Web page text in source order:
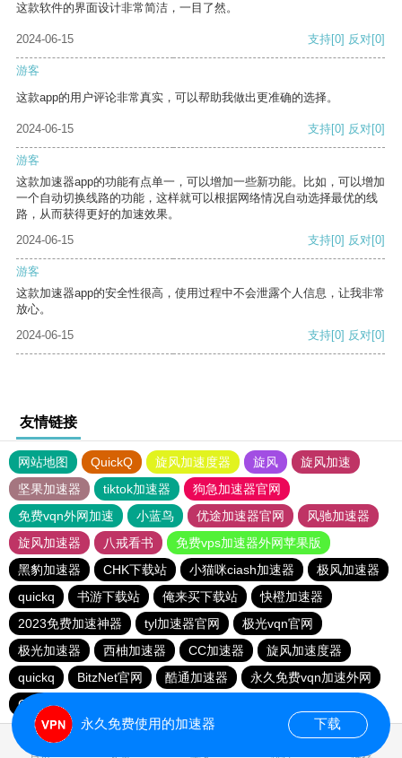
这款软件的界面设计非常简洁，一目了然。
2024-06-15 支持[0] 反对[0]
游客
这款app的用户评论非常真实，可以帮助我做出更准确的选择。
2024-06-15 支持[0] 反对[0]
游客
这款加速器app的功能有点单一，可以增加一些新功能。比如，可以增加
一个自动切换线路的功能，这样就可以根据网络情况自动选择最优的线
路，从而获得更好的加速效果。
2024-06-15
支持[0] 反对[0]
游客
这款加速器app的安全性很高，使用过程中不会泄露个人信息，让我非常
放心。
2024-06-15
支持[0] 反对[0]
友情链接
网站地图 QuickQ 旋风加速度器 旋风
旋风加速
坚果加速器
tiktok加速器
狗急加速器官网
免费vqn外网加速
小蓝鸟 优途加速器官网
风驰加速器
旋风加速器
八戒看书
免费vps加速器外网苹果版
黑豹加速器
CHK下载站 小猫咪ciash加速器
极风加速器
quickq
书游下载站 俺来买下载站
快橙加速器
2023免费加速神器
tyl加速器官网
极光vqn官网
极光加速器
西柚加速器 CC加速器
旋风加速度器
quickq
BitzNet官网 酷通加速器
永久免费vqn加速外网
CHK下载站
永久免费使用的加速器 下载